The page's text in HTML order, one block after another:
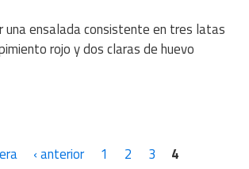
una ensalada consistente en tres latas
rojo y dos claras de huevo
‹ anterior 1 2 3 4